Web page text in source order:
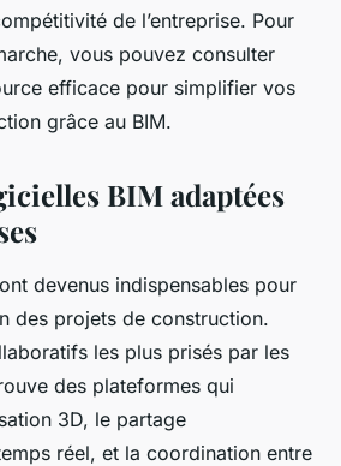
de l’entreprise. Pour
vous pouvez consulter
efficace pour simplifier vos
grâce au BIM.
BIM adaptées
devenus indispensables pour
des projets de construction.
les plus prisés par les
des plateformes qui
3D, le partage
réel, et la coordination entre